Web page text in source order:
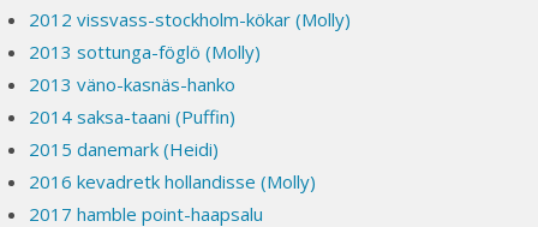
2012 vissvass-stockholm-kökar (Molly)
2013 sottunga-föglö (Molly)
2013 väno-kasnäs-hanko
2014 saksa-taani (Puffin)
2015 danemark (Heidi)
2016 kevadretk hollandisse (Molly)
2017 hamble point-haapsalu